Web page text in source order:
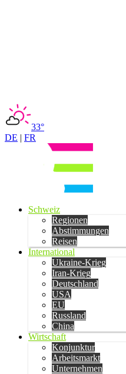
33°
DE | FR
Schweiz
Regionen
Abstimmungen
Reisen
International
Ukraine-Krieg
Iran-Krieg
Deutschland
USA
EU
Russland
China
Wirtschaft
Konjunktur
Arbeitsmarkt
Unternehmen